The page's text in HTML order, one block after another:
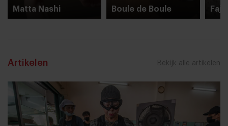
Matta Nashi Boule de Boule
Bekijk alle artikelen
Artikelen